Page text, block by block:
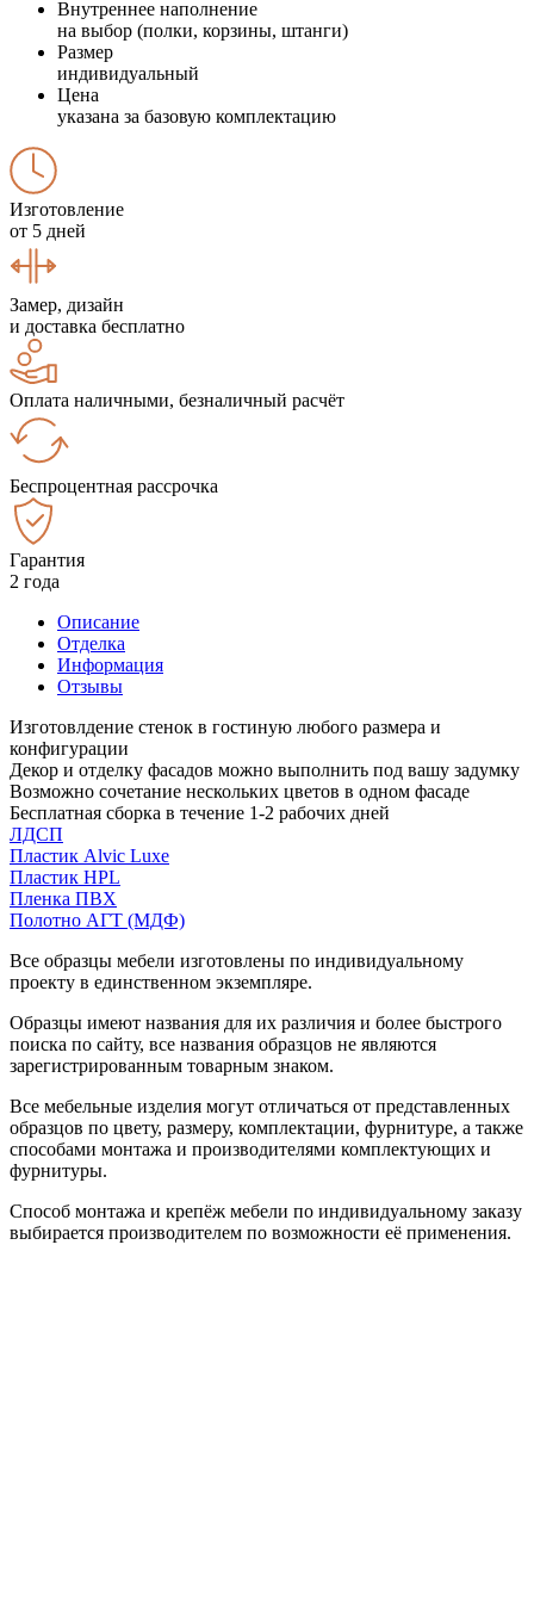
Внутреннее наполнение
на выбор (полки, корзины, штанги)
Размер
индивидуальный
Цена
указана за базовую комплектацию
Изготовление
от 5 дней
Замер, дизайн
и доставка бесплатно
Оплата наличными, безналичный расчёт
Беспроцентная рассрочка
Гарантия
2 года
Описание
Отделка
Информация
Отзывы
Изготовлдение стенок в гостиную любого размера и
конфигурации
Декор и отделку фасадов можно выполнить под вашу задумку
Возможно сочетание нескольких цветов в одном фасаде
Бесплатная сборка в течение 1-2 рабочих дней
ЛДСП
Пластик Alvic Luxe
Пластик HPL
Пленка ПВХ
Полотно АГТ (МДФ)
Все образцы мебели изготовлены по индивидуальному
проекту в единственном экземпляре.
Образцы имеют названия для их различия и более быстрого
поиска по сайту, все названия образцов не являются
зарегистрированным товарным знаком.
Все мебельные изделия могут отличаться от представленных
образцов по цвету, размеру, комплектации, фурнитуре, а также
способами монтажа и производителями комплектующих и
фурнитуры.
Способ монтажа и крепёж мебели по индивидуальному заказу
выбирается производителем по возможности её применения.